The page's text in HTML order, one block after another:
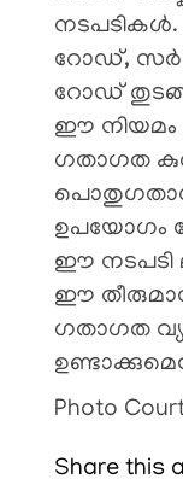
നടപടികൾ.
റോഡ്,
റോഡ്
ഈ നിയമം
ഗതാഗത
ഉപയോഗം
ഈ നടപടി
ഈ
ഗതാഗത
Photo
Share this